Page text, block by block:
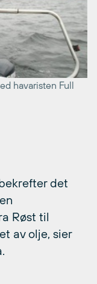
havaristen Full
det
Røst til
av olje, sier